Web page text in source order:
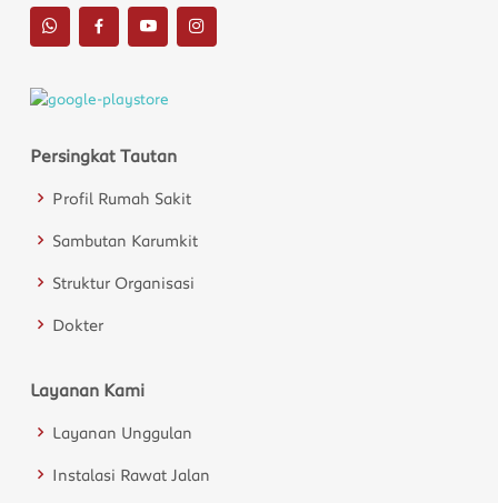
Persingkat Tautan
Profil Rumah Sakit
Sambutan Karumkit
Struktur Organisasi
Dokter
Layanan Kami
Layanan Unggulan
Instalasi Rawat Jalan